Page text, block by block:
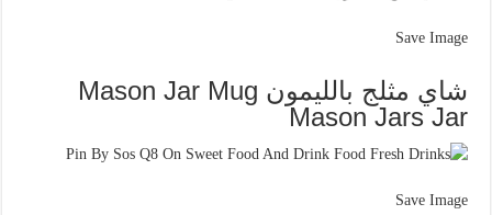
Save Image
شاي مثلج بالليمون Mason Jar Mug
Mason Jars Jar
Save Image